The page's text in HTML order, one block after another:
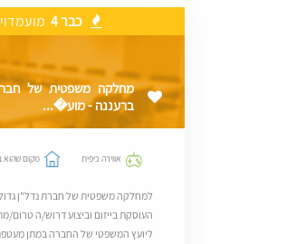
כבר 4
מחלקה משפטית של
ברעננה - מוע�...
אווירה כיפית מקום שהוא
למחלקה משפטית של חברת נדל"ן
העוסקת בייזום וביצוע דרוש/ה טרום/
ליועץ המשפטי של החברה במתן